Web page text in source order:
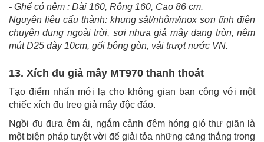
- Ghế có nệm : Dài 160, Rộng 160, Cao 86 cm.
Nguyên liệu cấu thành: khung sắt/nhôm/inox sơn tĩnh điện
chuyên dụng ngoài trời, sợi nhựa giả mây dạng tròn, nệm
mút D25 dày 10cm, gối bông gòn, vải trượt nước VN.
13. Xích đu giả mây MT970 thanh thoát
Tạo điểm nhấn mới lạ cho không gian ban công với một
chiếc xích đu treo giả mây độc đáo.
Ngồi đu đưa êm ái, ngắm cảnh đêm hóng gió thư giãn là
một biện pháp tuyệt vời để giải tỏa những căng thẳng trong